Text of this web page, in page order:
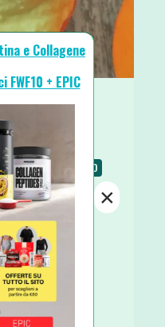
RICETTE DOLCI
SENZA GLUTINE
SENZA ZUCCHERO
3
Senza
e Collagene
+ EPIC
×